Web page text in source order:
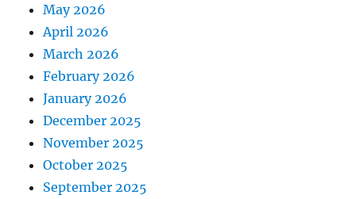
May 2026
April 2026
March 2026
February 2026
January 2026
December 2025
November 2025
October 2025
September 2025